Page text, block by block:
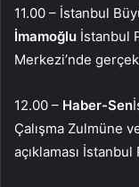
11.00 – İstanbul
İmamoğlu İstanbul
Merkezi’nde
12.00 – Haber-Sen
Çalışma Zulmüne
açıklaması